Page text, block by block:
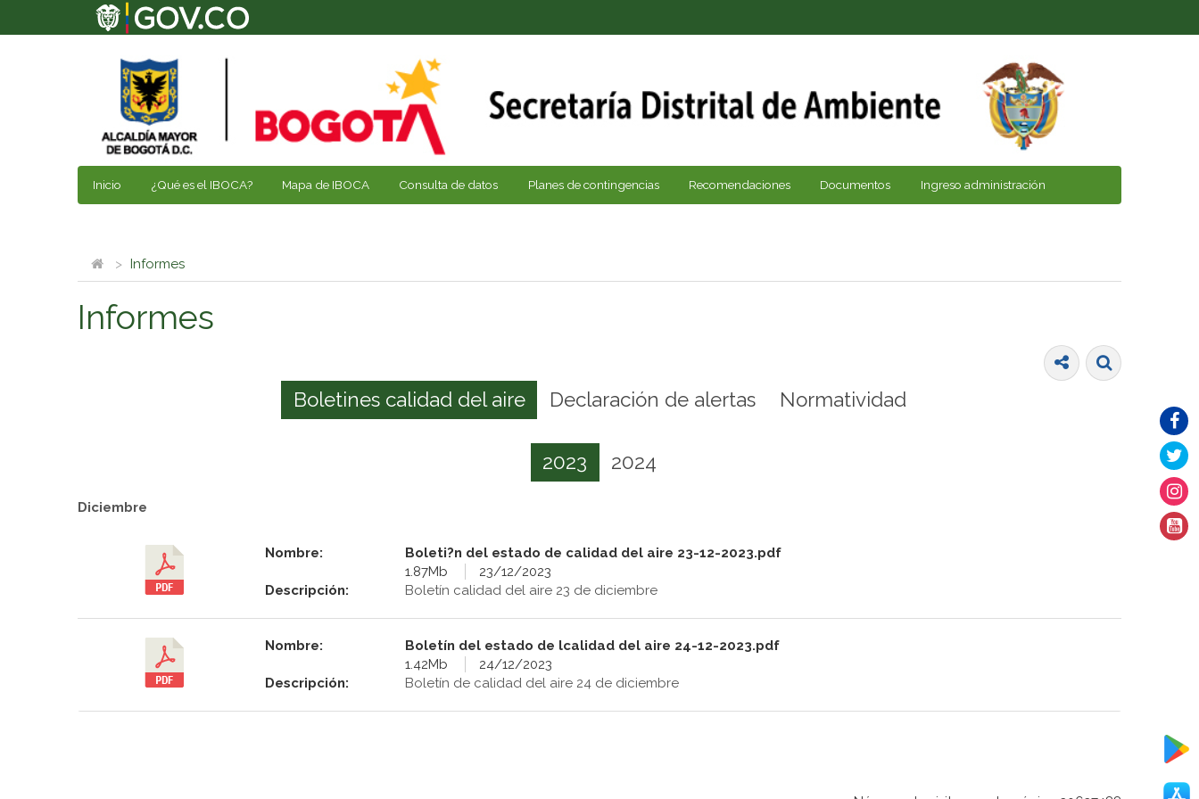
Inicio ¿Qué es el IBOCA? Mapa de IBOCA Consulta de datos Planes de contingencias Recomendaciones Documentos Ingreso administración
Informes
Informes
Boletines calidad del aire Declaración de alertas Normatividad
2023 2024
Diciembre
Nombre:
Boleti?n del estado de calidad del aire 23-12-2023.pdf
1.87Mb
23/12/2023
Descripción:
Boletín calidad del aire 23 de diciembre
Nombre:
Boletín del estado de lcalidad del aire 24-12-2023.pdf
1.42Mb
24/12/2023
Descripción:
Boletín de calidad del aire 24 de diciembre